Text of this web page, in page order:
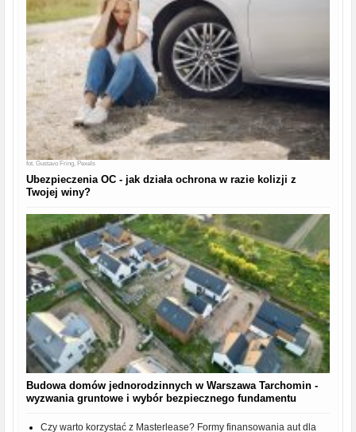
fot. Gustavo Fring, Pexels
Ubezpieczenia OC - jak działa ochrona w razie kolizji z
Twojej winy?
Budowa domów jednorodzinnych w Warszawa Tarchomin -
wyzwania gruntowe i wybór bezpiecznego fundamentu
Czy warto korzystać z Masterlease? Formy finansowania aut dla